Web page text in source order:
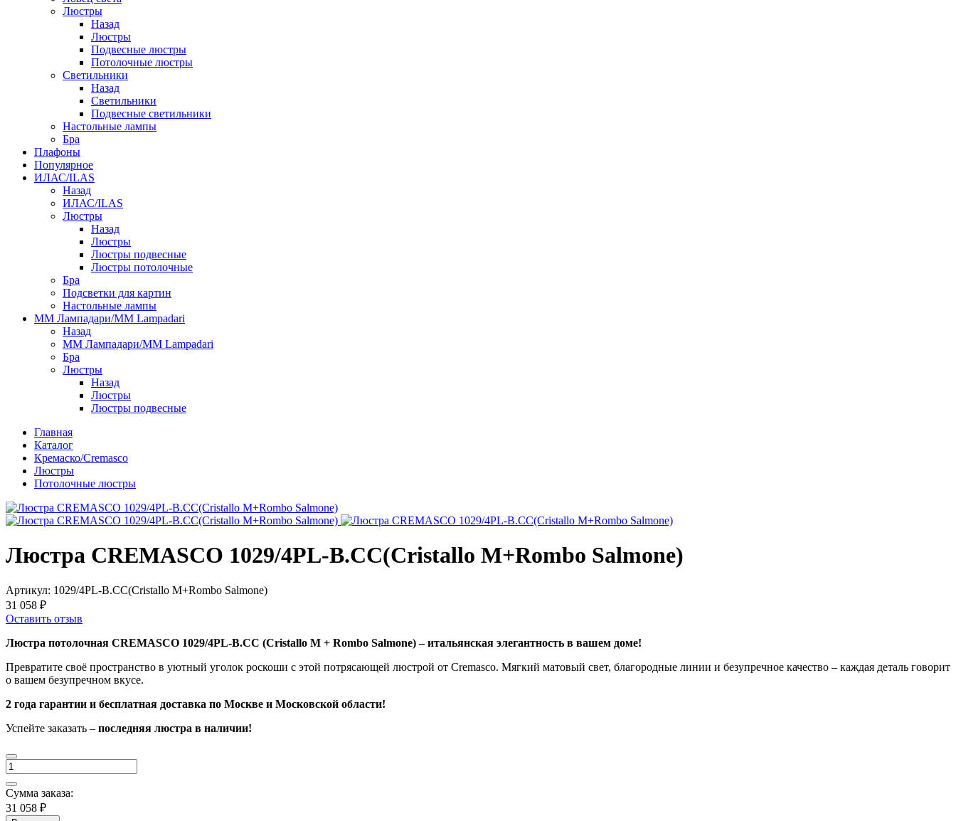
Люстры
Назад
Люстры
Подвесные люстры
Потолочные люстры
Светильники
Назад
Светильники
Подвесные светильники
Настольные лампы
Бра
Плафоны
Популярное
ИЛАС/ILAS
Назад
ИЛАС/ILAS
Люстры
Назад
Люстры
Люстры подвесные
Люстры потолочные
Бра
Подсветки для картин
Настольные лампы
ММ Лампадари/MM Lampadari
Назад
ММ Лампадари/MM Lampadari
Бра
Люстры
Назад
Люстры
Люстры подвесные
Главная
Каталог
Кремаско/Cremasco
Люстры
Потолочные люстры
Люстра CREMASCO 1029/4PL-B.CC(Cristallo M+Rombo Salmone)
Артикул: 1029/4PL-B.CC(Cristallo M+Rombo Salmone)
31 058 ₽
Оставить отзыв
Люстра потолочная CREMASCO 1029/4PL-B.CC (Cristallo M + Rombo Salmone) – итальянская элегантность в вашем доме!
Превратите своё пространство в уютный уголок роскоши с этой потрясающей люстрой от Cremasco. Мягкий матовый свет, благородные линии и безупречное качество – каждая деталь говорит
о вашем безупречном вкусе.
2 года гарантии и бесплатная доставка по Москве и Московской области!
Успейте заказать – последняя люстра в наличии!
Сумма заказа:
31 058 ₽